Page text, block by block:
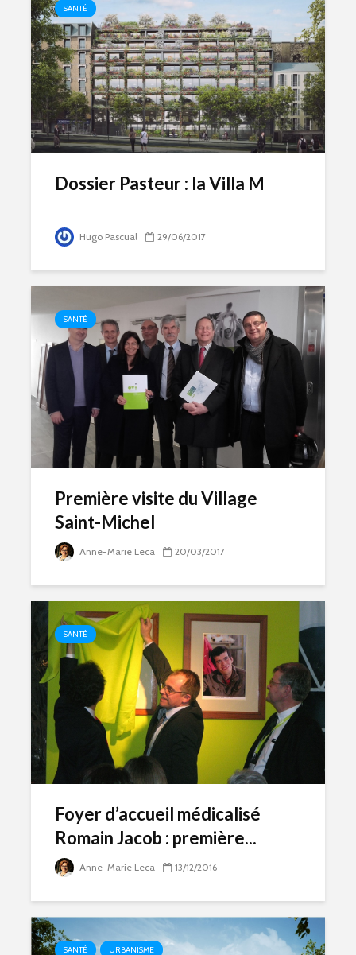
SANTÉ
Dossier Pasteur : la Villa M
Hugo Pascual 29/06/2017
SANTÉ
Première visite du Village
Saint-Michel
Anne-Marie Leca 20/03/2017
SANTÉ
Foyer d’accueil médicalisé
Romain Jacob : première...
Anne-Marie Leca 13/12/2016
SANTÉ URBANISME